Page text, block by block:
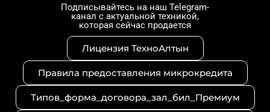
t
a
g
r
a
m
t
s
a
p
p
e
g
r
a
m
Подписывайтесь на наш Telegram-
канал с актуальной техникой,
которая сейчас продается
Лицензия ТехноАлтын
Правила предоставления микрокредита
Типов_форма_договора_зал_бил_Премиум